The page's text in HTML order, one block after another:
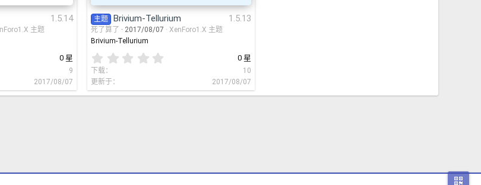
1.5.14
主题
0 星
9
2017/08/07
主题 Brivium-Tellurium 1.5.13
死了算了 2017/08/07
XenForo1.X 主题
Brivium-Tellurium
0
星
0 星
下载
10
更新于
2017/08/07